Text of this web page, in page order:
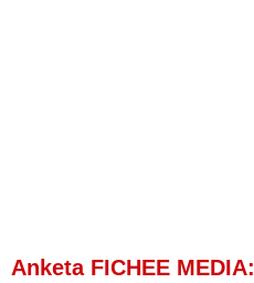
Anketa FICHEE MEDIA: